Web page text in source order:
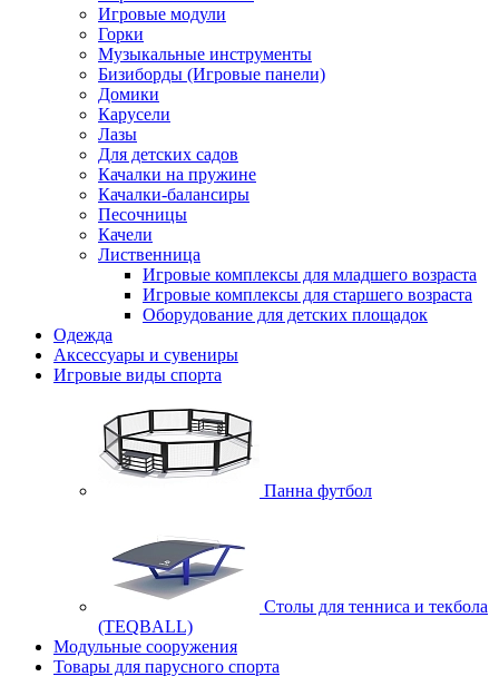
Игровые модули
Горки
Музыкальные инструменты
Бизиборды (Игровые панели)
Домики
Карусели
Лазы
Для детских садов
Качалки на пружине
Качалки-балансиры
Песочницы
Качели
Лиственница
Игровые комплексы для младшего возраста
Игровые комплексы для старшего возраста
Оборудование для детских площадок
Одежда
Аксессуары и сувениры
Игровые виды спорта
Панна футбол
Cтолы для тенниса и текбола
(TEQBALL)
Модульные сооружения
Товары для парусного спорта